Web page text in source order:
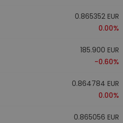
0.865352 EUR
0.00%
185.900 EUR
-0.60%
0.864784 EUR
0.00%
0.865056 EUR